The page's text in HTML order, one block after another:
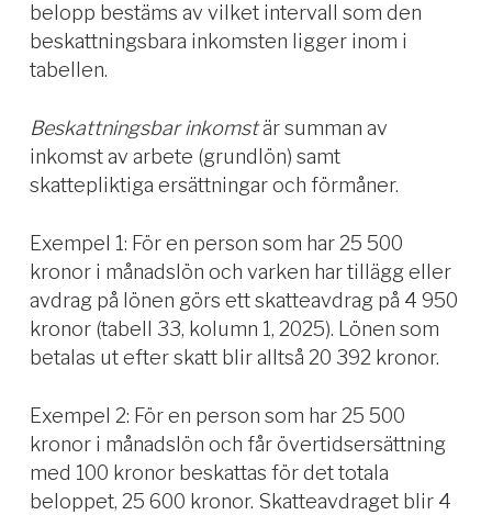
belopp bestäms av vilket intervall som den
beskattningsbara inkomsten ligger inom i
tabellen.
Beskattningsbar inkomstär summan av
inkomst av arbete (grundlön) samt
skattepliktiga ersättningar och förmåner.
Exempel 1: För en person som har 25 500
kronor i månadslön och varken har tillägg eller
avdrag på lönen görs ett skatteavdrag på 4 950
kronor (tabell 33, kolumn 1, 2025). Lönen som
betalas ut efter skatt blir alltså 20 392 kronor.
Exempel 2: För en person som har 25 500
kronor i månadslön och får övertidsersättning
med 100 kronor beskattas för det totala
beloppet, 25 600 kronor. Skatteavdraget blir 4